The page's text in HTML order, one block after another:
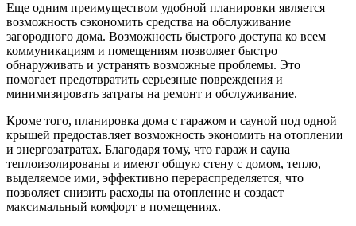
Еще одним преимуществом удобной планировки является
возможность сэкономить средства на обслуживание
загородного дома. Возможность быстрого доступа ко всем
коммуникациям и помещениям позволяет быстро
обнаруживать и устранять возможные проблемы. Это
помогает предотвратить серьезные повреждения и
минимизировать затраты на ремонт и обслуживание.
Кроме того, планировка дома с гаражом и сауной под одной
крышей предоставляет возможность экономить на отоплении
и энергозатратах. Благодаря тому, что гараж и сауна
теплоизолированы и имеют общую стену с домом, тепло,
выделяемое ими, эффективно перераспределяется, что
позволяет снизить расходы на отопление и создает
максимальный комфорт в помещениях.